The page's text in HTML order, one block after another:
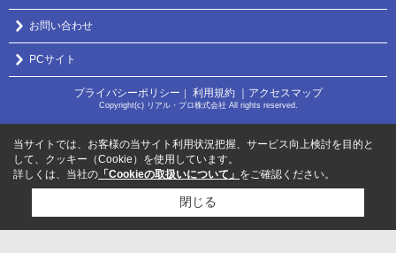
お問い合わせ
PCサイト
プライバシーポリシー ｜ 利用規約 ｜アクセスマップ
Copyright(c) リアル・プロ株式会社 All rights reserved.
当サイトでは、お客様の当サイト利用状況把握、サービス向上検討を目的と
して、クッキー（Cookie）を使用しています。
詳しくは、当社の 「Cookieの取扱いについて」 をご確認ください。
閉じる